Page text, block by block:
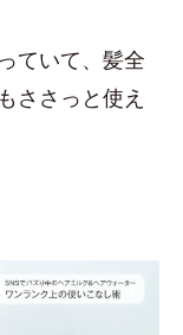
ていて、髪全
ささっと使え